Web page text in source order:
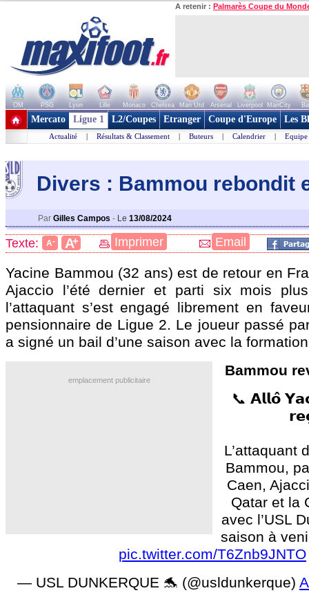
A retenir : Palmarès Coupe du
OM PSG Lyon Lille Monaco Chelsea Man Utd Arsenal Liverpool ManCity
+ de clubs
Mercato Ligue 1 L2/Coupes Etranger Coupe d'Europe Les
Actualité | Résultats & Classement | Buteurs | Calendrier | Equipe
Divers : Bammou rebondit
Par Gilles Campos - Le 13/08/2024
Texte: A- A+ Imprimer Email
Yacine Bammou (32 ans) est de retour en
Ajaccio l’été dernier et parti six mois
l’attaquant s’est engagé librement en
pensionnaire de Ligue 2. Le joueur passé
a signé un bail d’une saison avec la
emplacement publicitaire
Bammou
📞 𝗔𝗹𝗹𝗼̂
L’attaquant
Bammou,
Caen,
Qatar et la
avec l’USL
saison à
pic.twitter.com/T6Znb9JNTO
— USL DUNKERQUE 🐬 (@usldunkerque)